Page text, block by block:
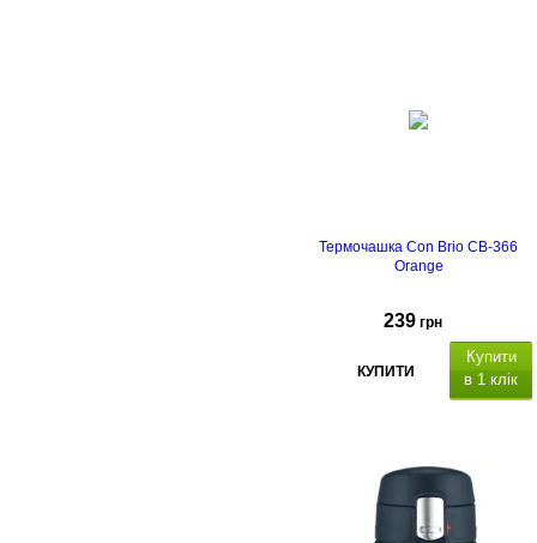
Термочашка Con Brio CB-366
Orange
239 грн
КУПИТИ
Купити
в 1 клік